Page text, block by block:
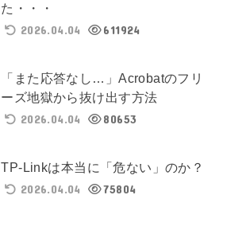
た・・・
2026.04.04
611924
「また応答なし…」Acrobatのフリ
ーズ地獄から抜け出す方法
2026.04.04
80653
TP-Linkは本当に「危ない」のか？
2026.04.04
75804